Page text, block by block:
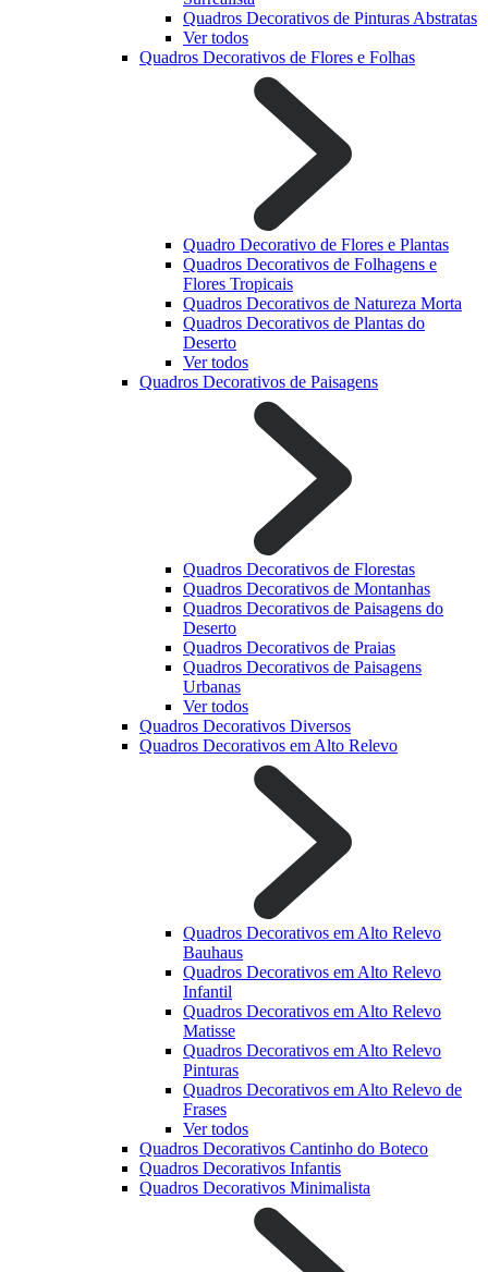
Quadros Decorativos de Pinturas Abstratas
Ver todos
Quadros Decorativos de Flores e Folhas
Quadro Decorativo de Flores e Plantas
Quadros Decorativos de Folhagens e
Flores Tropicais
Quadros Decorativos de Natureza Morta
Quadros Decorativos de Plantas do
Deserto
Ver todos
Quadros Decorativos de Paisagens
Quadros Decorativos de Florestas
Quadros Decorativos de Montanhas
Quadros Decorativos de Paisagens do
Deserto
Quadros Decorativos de Praias
Quadros Decorativos de Paisagens
Urbanas
Ver todos
Quadros Decorativos Diversos
Quadros Decorativos em Alto Relevo
Quadros Decorativos em Alto Relevo
Bauhaus
Quadros Decorativos em Alto Relevo
Infantil
Quadros Decorativos em Alto Relevo
Matisse
Quadros Decorativos em Alto Relevo
Pinturas
Quadros Decorativos em Alto Relevo de
Frases
Ver todos
Quadros Decorativos Cantinho do Boteco
Quadros Decorativos Infantis
Quadros Decorativos Minimalista